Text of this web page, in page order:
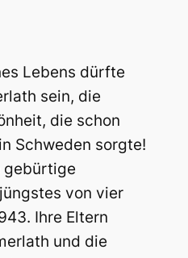
Lebens dürfte
sein, die
die schon
Schweden sorgte!
gebürtige
von vier
Ihre Eltern
und die